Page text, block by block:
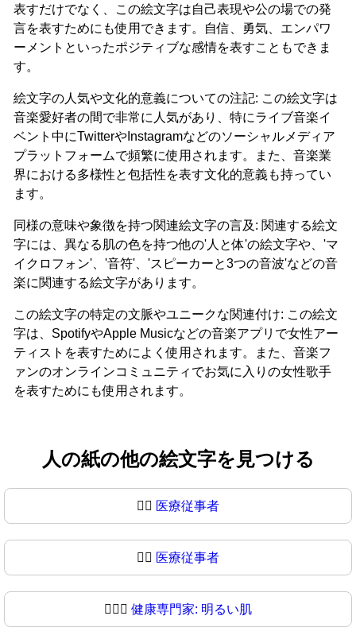
表すだけでなく、この絵文字は自己表現や公の場での発
言を表すためにも使用できます。自信、勇気、エンパワ
ーメントといったポジティブな感情を表すこともできま
す。
絵文字の人気や文化的意義についての注記: この絵文字は
音楽愛好者の間で非常に人気があり、特にライブ音楽イ
ベント中にTwitterやInstagramなどのソーシャルメディア
プラットフォームで頻繁に使用されます。また、音楽業
界における多様性と包括性を表す文化的意義も持ってい
ます。
同様の意味や象徴を持つ関連絵文字の言及: 関連する絵文
字には、異なる肌の色を持つ他の'人と体'の絵文字や、'マ
イクロフォン'、'音符'、'スピーカーと3つの音波'などの音
楽に関連する絵文字があります。
この絵文字の特定の文脈やユニークな関連付け: この絵文
字は、SpotifyやApple Musicなどの音楽アプリで女性アー
ティストを表すためによく使用されます。また、音楽フ
ァンのオンラインコミュニティでお気に入りの女性歌手
を表すためにも使用されます。
人の紙の他の絵文字を見つける
🧑‍⚕️ 医療従事者
🧑‍⚕ 医療従事者
🧑🏻‍⚕️ 健康専門家: 明るい肌